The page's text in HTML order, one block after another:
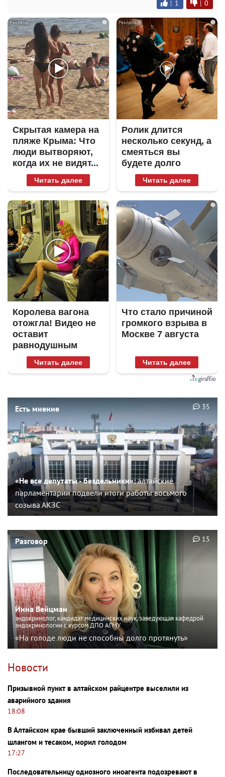
| 1 | 0
i
Скрытая камера на
пляже Крыма: Что
люди вытворяют,
когда их не видят...
Читать далее
i
Ролик длится
несколько секунд, а
смеяться вы
будете долго
Читать далее
i
Королева вагона
отожгла! Видео не
оставит
равнодушным
Читать далее
i
Что стало причиной
громкого взрыва в
Москве 7 августа
Читать далее
Есть мнение
«Не все депутаты - бездельники»:алтайские
парламентарии подвели итоги работы восьмого
созыва АКЗС
35
Разговор
Инна Вейцман
эндокринолог, кандидат медицинских наук, заведующая кафедрой
эндокринологии с курсом ДПО АГМУ
«На голоде люди не способны долго протянуть»
15
Новости
Призывной пункт в алтайском райцентре выселили из
аварийного здания
18:08
В Алтайском крае бывший заключенный избивал детей
шлангом и тесаком, морил голодом
17:27
Последовательницу одиозного иноагента подозревают в